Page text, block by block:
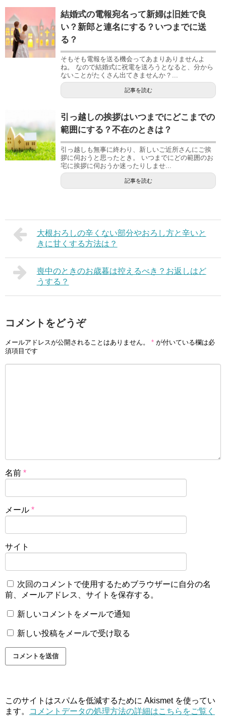
結婚式の電報宛名って新婦は旧姓で良
い？新郎と連名にする？いつまでに送
る？
そもそも電報を送る機会ってあまりありませんよ
ね。 なので結婚式に祝電を送ろうとなると、分から
ないことがたくさん出てきませんか？...
記事を読む
引っ越しの挨拶はいつまでにどこまでの
範囲にする？不在のときは？
引っ越しも無事に終わり、新しいご近所さんにご挨
拶に伺おうと思ったとき。 いつまでにどの範囲のお
宅に挨拶に伺おうか迷ったりしませ...
記事を読む
大根おろしの辛くない部分やおろし方と辛いと
きに甘くする方法は？
喪中のときのお歳暮は控えるべき？お返しはど
うする？
コメントをどうぞ
メールアドレスが公開されることはありません。 * が付いている欄は必
須項目です
名前 *
メール *
サイト
次回のコメントで使用するためブラウザーに自分の名
前、メールアドレス、サイトを保存する。
新しいコメントをメールで通知
新しい投稿をメールで受け取る
このサイトはスパムを低減するために Akismet を使ってい
ます。
コメントデータの処理方法の詳細はこちらをご覧く